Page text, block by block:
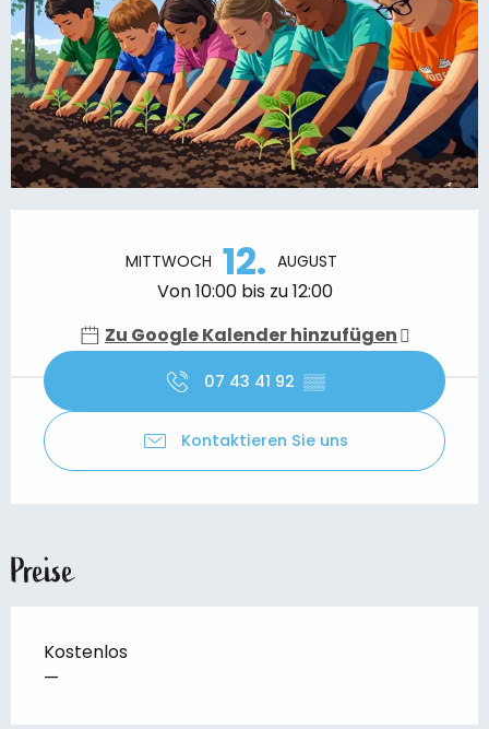
MITTWOCH 12. AUGUST
Von 10:00 bis zu 12:00
Zu Google Kalender hinzufügen
07 43 41 92 ▒▒
Kontaktieren Sie uns
Preise
Kostenlos
—